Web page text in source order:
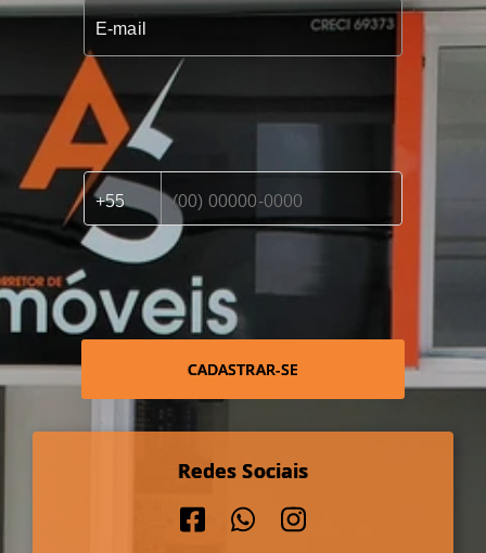
CADASTRAR-SE
Redes Sociais